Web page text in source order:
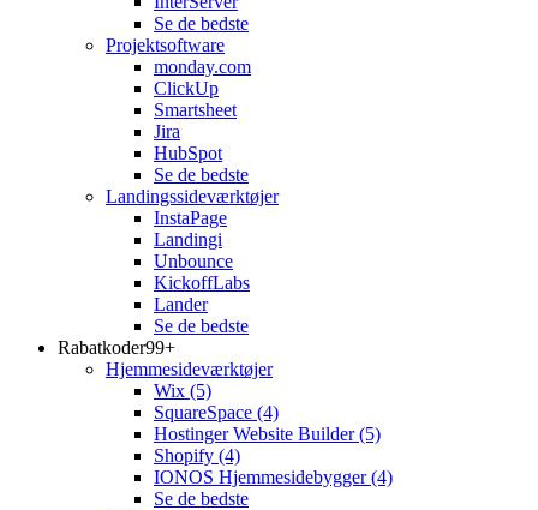
Se de bedste
Projektsoftware
monday.com
ClickUp
Smartsheet
Jira
HubSpot
Se de bedste
Landingssideværktøjer
InstaPage
Landingi
Unbounce
KickoffLabs
Lander
Se de bedste
Rabatkoder99+
Hjemmesideværktøjer
Wix (5)
SquareSpace (4)
Hostinger Website Builder(5)
Shopify (4)
IONOS Hjemmesidebygger(4)
Se de bedste